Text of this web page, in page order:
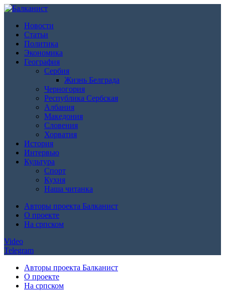
Новости
Статьи
Политика
Экономика
География
Сербия
Жизнь Белграда
Черногория
Республика Сербская
Албания
Македония
Словения
Хорватия
История
Интервью
Культура
Спорт
Кухня
Наша читанка
Авторы проекта Балканист
О проекте
На српском
Video
Telegram
Авторы проекта Балканист
О проекте
На српском